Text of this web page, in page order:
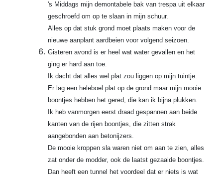
's Middags mijn demontabele bak van trespa uit elkaar
geschroefd om op te slaan in mijn schuur.
Alles op dat stuk grond moet plaats maken voor de
nieuwe aanplant aardbeien voor volgend seizoen.
Gisteren avond is er heel wat water gevallen en het
ging er hard aan toe.
Ik dacht dat alles wel plat zou liggen op mijn tuintje.
Er lag een heleboel plat op de grond maar mijn mooie
boontjes hebben het gered, die kan ik bijna plukken.
Ik heb vanmorgen eerst draad gespannen aan beide
kanten van de rijen boontjes, die zitten strak
aangebonden aan betonijzers.
De mooie kroppen sla waren niet om aan te zien, alles
zat onder de modder, ook de laatst gezaaide boontjes.
Dan heeft een tunnel het voordeel dat er niets is wat